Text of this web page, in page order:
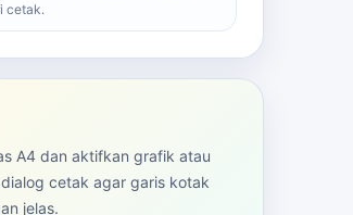
cetak.
A4 dan aktifkan grafik atau
cetak agar garis kotak
jelas.